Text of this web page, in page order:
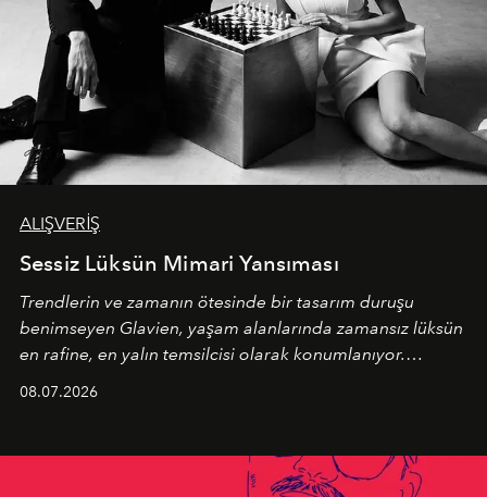
ALIŞVERİŞ
Sessiz Lüksün Mimari Yansıması
Trendlerin ve zamanın ötesinde bir tasarım duruşu
benimseyen Glavien, yaşam alanlarında zamansız lüksün
en rafine, en yalın temsilcisi olarak konumlanıyor.
08.07.2026